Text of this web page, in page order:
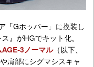
「Gホッパー」に換装し
』がHGでキット化。
3ノーマル（以下、
肩部にシグマシスキャ